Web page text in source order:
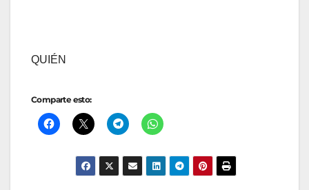
QUIÉN
Comparte esto: